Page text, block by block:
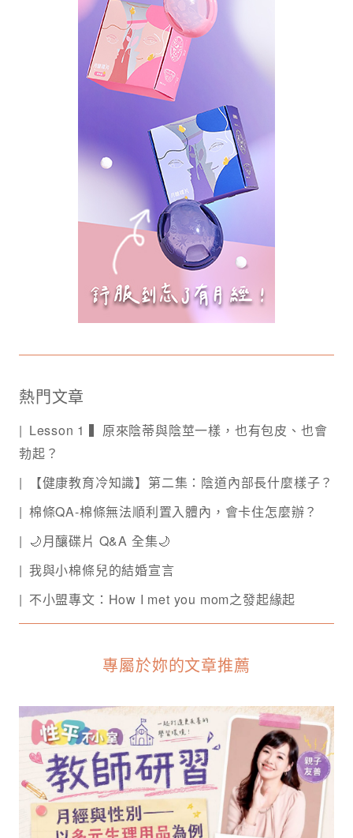
熱門文章
Lesson 1 ▍原來陰蒂與陰莖一樣，也有包皮、也會
勃起？
【健康教育冷知識】第二集：陰道內部長什麼樣子？
棉條QA-棉條無法順利置入體內，會卡住怎麼辦？
🌙月釀碟片 Q&A 全集🌙
我與小棉條兒的結婚宣言
不小盟專文：How I met you mom之發起緣起
專屬於妳的文章推薦